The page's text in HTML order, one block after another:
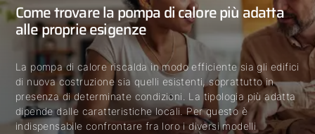
Come trovare la pompa di calore più adatta
alle proprie esigenze
La pompa di calore riscalda in modo efficiente sia gli edifici
di nuova costruzione sia quelli esistenti, soprattutto in
presenza di determinate condizioni. La tipologia più adatta
dipende dalle caratteristiche locali. Per questo è
indispensabile confrontare fra loro i diversi modelli